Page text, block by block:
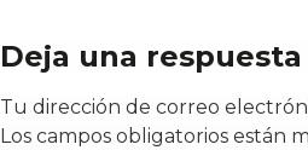
Deja una respuesta
Tu dirección de correo
Los campos obligatorios están